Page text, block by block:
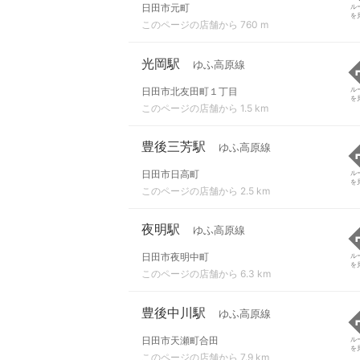
日田市元町
このページの店舗から 760 m
ル
を
光岡駅 ゆふ高原線
日田市北友田町１丁目
このページの店舗から 1.5 km
ル
を
豊後三芳駅 ゆふ高原線
日田市日高町
このページの店舗から 2.5 km
ル
を
夜明駅 ゆふ高原線
日田市夜明中町
このページの店舗から 6.3 km
ル
を
豊後中川駅 ゆふ高原線
日田市天瀬町合田
このページの店舗から 7.9 km
ル
を